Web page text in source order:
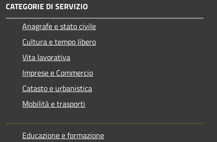
CATEGORIE DI SERVIZIO
Anagrafe e stato civile
Cultura e tempo libero
Vita lavorativa
Imprese e Commercio
Catasto e urbanistica
Mobilità e trasporti
Educazione e formazione